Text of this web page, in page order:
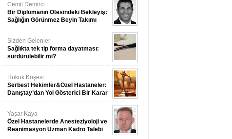
Cemil Demirci
Bir Diplomanın Ötesindeki Bekleyiş:
Sağlığın Görünmez Beyin Takımı
Sizden Gelenler
Sağlıkta tek tip forma dayatması:
sürdürülebilir mi?
Hukuk Köşesi
Serbest Hekimler&Özel Hastaneler:
Danıştay’dan Yol Gösterici Bir Karar
Yaşar Kaya
Özel Hastanelerde Anesteziyoloji ve
Reanimasyon Uzman Kadro Talebi